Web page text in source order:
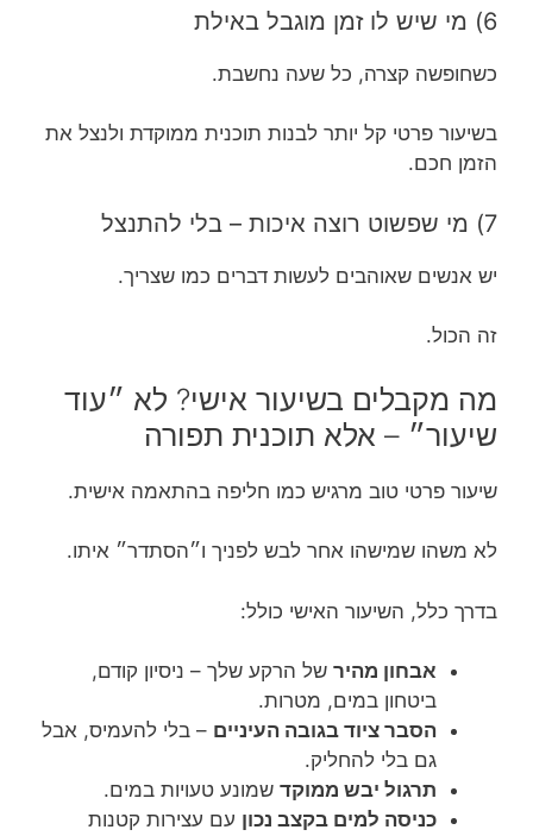
6) מי שיש לו זמן מוגבל באילת
כשחופשה קצרה, כל שעה נחשבת.
בשיעור פרטי קל יותר לבנות תוכנית ממוקדת ולנצל את
הזמן חכם.
7) מי שפשוט רוצה איכות – בלי להתנצל
יש אנשים שאוהבים לעשות דברים כמו שצריך.
זה הכול.
מה מקבלים בשיעור אישי? לא ״עוד
שיעור״ – אלא תוכנית תפורה
שיעור פרטי טוב מרגיש כמו חליפה בהתאמה אישית.
לא משהו שמישהו אחר לבש לפניך ו״הסתדר״ איתו.
בדרך כלל, השיעור האישי כולל:
אבחון מהיר של הרקע שלך – ניסיון קודם,
ביטחון במים, מטרות.
הסבר ציוד בגובה העיניים – בלי להעמיס, אבל
גם בלי להחליק.
תרגול יבש ממוקד שמונע טעויות במים.
כניסה למים בקצב נכון עם עצירות קטנות